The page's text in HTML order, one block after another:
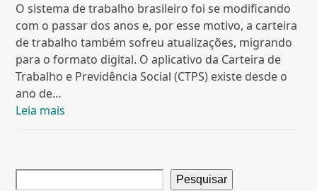
O sistema de trabalho brasileiro foi se modificando
com o passar dos anos e, por esse motivo, a carteira
de trabalho também sofreu atualizações, migrando
para o formato digital. O aplicativo da Carteira de
Trabalho e Previdência Social (CTPS) existe desde o
ano de…
Leia mais
Pesquisar